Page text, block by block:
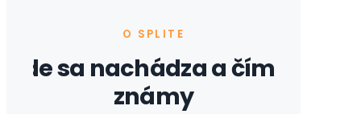
O SPLITE
Kde sa nachádza a čím je
známy